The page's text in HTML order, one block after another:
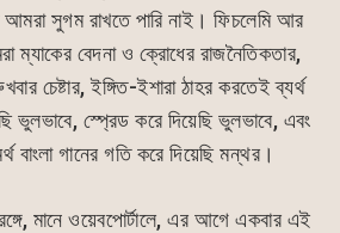
আমরা সুগম রাখতে পারি নাই। ফিচলেমি আর
ম্যাকের বেদনা ও ক্রোধের রাজনৈতিকতার,
চেষ্টার, ইঙ্গিত-ইশারা ঠাহর করতেই ব্যর্থ
ভুলভাবে, স্প্রেড করে দিয়েছি ভুলভাবে, এবং
বাংলা গানের গতি করে দিয়েছি মন্থর।
মানে ওয়েবপোর্টালে, এর আগে একবার এই